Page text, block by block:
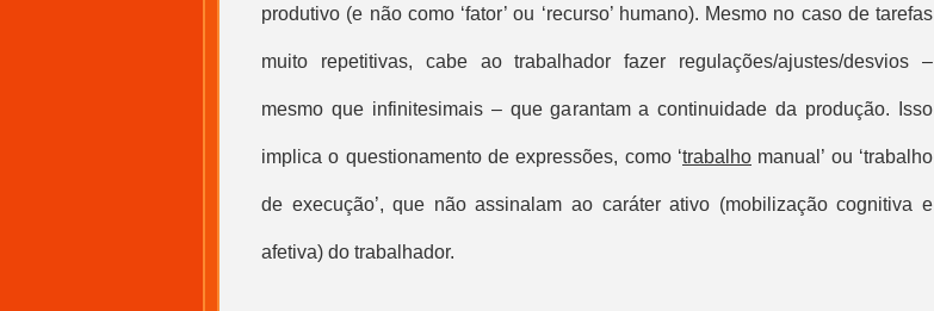
produtivo (e não como ‘fator’ ou ‘recurso’ humano). Mesmo no caso de tarefas
muito repetitivas, cabe ao trabalhador fazer regulações/ajustes/desvios –
mesmo que infinitesimais – que garantam a continuidade da produção. Isso
implica o questionamento de expressões, como ‘trabalho manual’ ou ‘trabalho
de execução’, que não assinalam ao caráter ativo (mobilização cognitiva e
afetiva) do trabalhador.